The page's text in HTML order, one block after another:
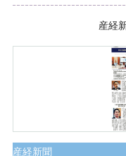
産経
産経新聞